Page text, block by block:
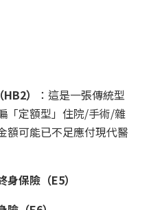
）
：這是一張傳統型
「定額型」住院/手術/雜
額可能已不足應付現代醫
保險（E5）